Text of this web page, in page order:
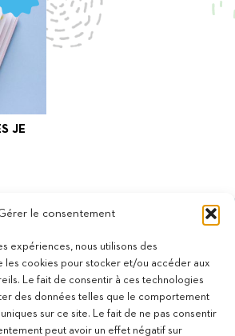
le consentement
expériences, nous utilisons des
les cookies pour stocker et/ou accéder aux
Le fait de consentir à ces technologies
des données telles que le comportement
sur ce site. Le fait de ne pas consentir
peut avoir un effet négatif sur
JE